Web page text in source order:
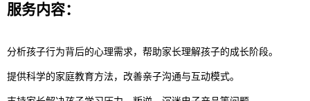
服务内容：
分析孩子行为背后的心理需求，帮助家长理解孩子的成长阶段。
提供科学的家庭教育方法，改善亲子沟通与互动模式。